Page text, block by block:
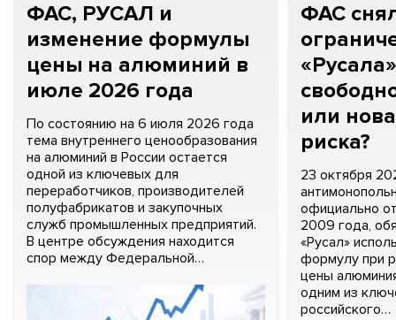
ФАС, РУСАЛ и
изменение формулы
цены на алюминий в
июле 2026 года
По состоянию на 6 июля 2026 года
тема внутреннего ценообразования
на алюминий в России остается
одной из ключевых для
переработчиков, производителей
полуфабрикатов и закупочных
служб промышленных предприятий.
В центре обсуждения находится
спор между Федеральной…
ФАС
или
риска?
23 октября
официально
2009 года,
«Русал»
формулу при
цены
одним из
российского…